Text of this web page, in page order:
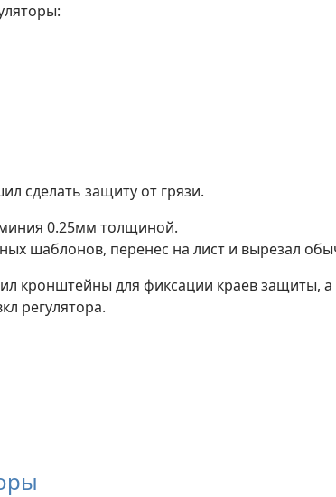
сделать защиту от грязи.
0.25мм толщиной.
шаблонов, перенес на лист и вырезал
кронштейны для фиксации краев защиты,
регулятора.